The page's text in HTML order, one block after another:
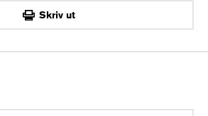
Skriv ut